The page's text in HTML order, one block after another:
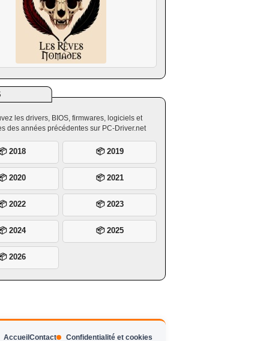
les drivers, BIOS, firmwares, logiciels et
des années précédentes sur PC-Driver.net
2018 📦 2019
2020 📦 2021
2022 📦 2023
2024 📦 2025
2026
Accueil Contact Confidentialité et cookies